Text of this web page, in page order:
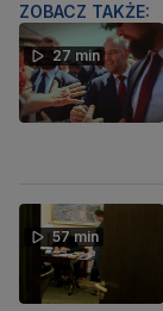
ZOBACZ TAKŻE:
27 min
57 min